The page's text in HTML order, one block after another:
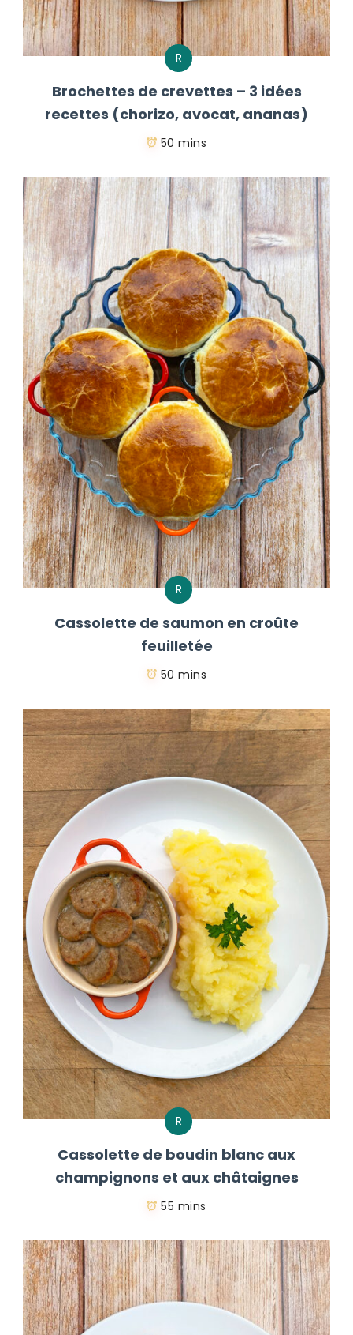
R
Brochettes de crevettes – 3 idées
recettes (chorizo, avocat, ananas)
50 mins
R
Cassolette de saumon en croûte
feuilletée
50 mins
R
Cassolette de boudin blanc aux
champignons et aux châtaignes
55 mins